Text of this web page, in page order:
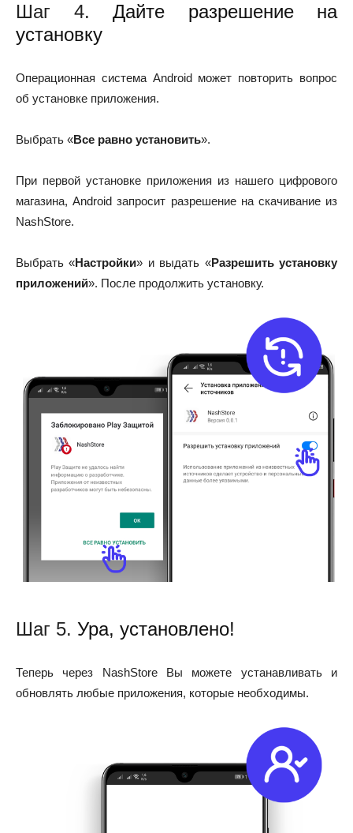
Шаг 4. Дайте разрешение на
установку
Операционная система Android может повторить вопрос
об установке приложения.
Выбрать «Все равно установить».
При первой установке приложения из нашего цифрового
магазина, Android запросит разрешение на скачивание из
NashStore.
Выбрать «Настройки» и выдать «Разрешить установку
приложений». После продолжить установку.
Шаг 5. Ура, установлено!
Теперь через NashStore Вы можете устанавливать и
обновлять любые приложения, которые необходимы.